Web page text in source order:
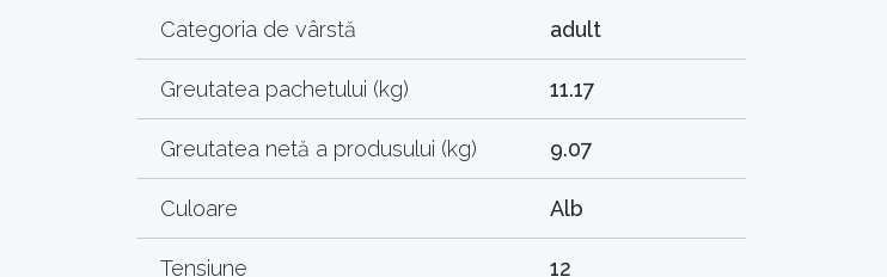
Categoria de vârstă adult
Greutatea pachetului (kg) 11.17
Greutatea netă a produsului (kg) 9.07
Culoare Alb
Tensiune 12